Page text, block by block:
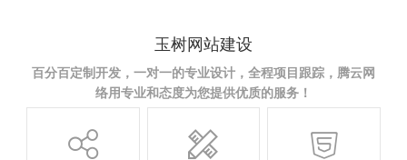
玉树网站建设
百分百定制开发，一对一的专业设计，全程项目跟踪，腾云网
络用专业和态度为您提供优质的服务！
  